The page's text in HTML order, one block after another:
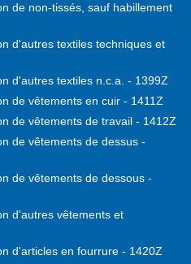
de non-tissés, sauf habillement
d'autres textiles techniques et
d'autres textiles n.c.a. - 1399Z
de vêtements en cuir - 1411Z
de vêtements de travail - 1412Z
de vêtements de dessus -
de vêtements de dessous -
d'autres vêtements et
d'articles en fourrure - 1420Z